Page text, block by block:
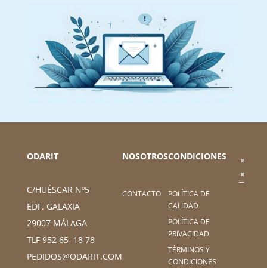
ODARIT
C/HUÉSCAR Nº5
EDF. GALAXIA
29007 MÁLAGA
TLF 952 65 18 78
PEDIDOS@ODARIT.COM
NOSOTROS
CONTACTO
CONDICIONES
POLÍTICA DE
CALIDAD
POLÍTICA DE
PRIVACIDAD
TÉRMINOS Y
CONDICIONES